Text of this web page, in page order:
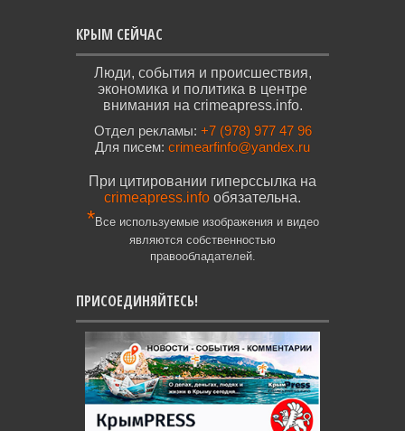
КРЫМ СЕЙЧАС
Люди, события и происшествия,
экономика и политика в центре
внимания на crimeapress.info.
Отдел рекламы: +7 (978) 977 47 96
Для писем: crimearfinfo@yandex.ru
При цитировании гиперссылка на
crimeapress.info обязательна.
*Все используемые изображения и видео
являются собственностью
правообладателей.
ПРИСОЕДИНЯЙТЕСЬ!